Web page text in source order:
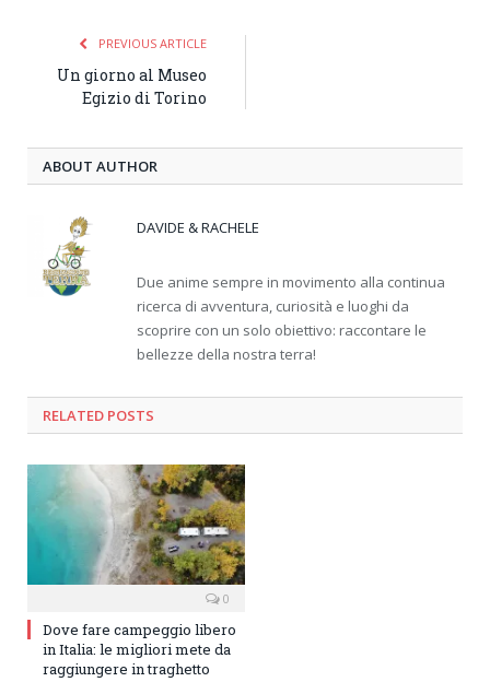
PREVIOUS ARTICLE
Un giorno al Museo
Egizio di Torino
ABOUT AUTHOR
DAVIDE & RACHELE
Due anime sempre in movimento alla continua
ricerca di avventura, curiosità e luoghi da
scoprire con un solo obiettivo: raccontare le
bellezze della nostra terra!
RELATED POSTS
0
Dove fare campeggio libero
in Italia: le migliori mete da
raggiungere in traghetto